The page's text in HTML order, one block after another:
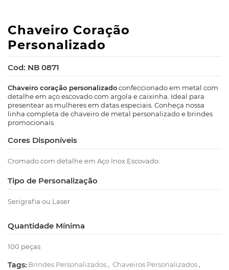
Chaveiro Coração
Personalizado
Cod: NB 0871
Chaveiro coração personalizadoconfeccionado em metal com
detalhe em aço escovado com argola e caixinha. Ideal para
presentear as mulheres em datas especiais. Conheça nossa
linha completa de chaveiro de metal personalizado e brindes
promocionais.
Cores Disponíveis
Cromado com detalhe em Aço Inox Escovado.
Tipo de Personalização
Serigrafia ou Laser
Quantidade Mínima
100 peças
Tags: Brindes Personalizados Chaveiros Personalizados